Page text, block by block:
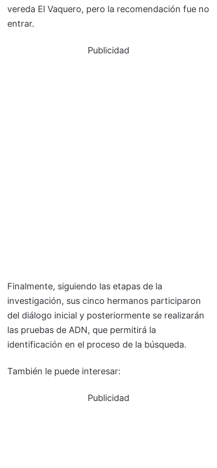
vereda El Vaquero, pero la recomendación fue no
entrar.
Publicidad
Finalmente, siguiendo las etapas de la
investigación, sus cinco hermanos participaron
del diálogo inicial y posteriormente se realizarán
las pruebas de ADN, que permitirá la
identificación en el proceso de la búsqueda.
También le puede interesar:
Publicidad